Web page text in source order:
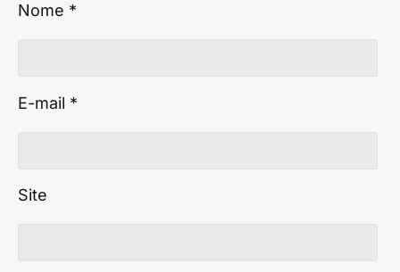
Nome *
E-mail *
Site